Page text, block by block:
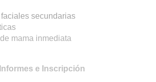
secundarias
mama inmediata
Informes e Inscripción